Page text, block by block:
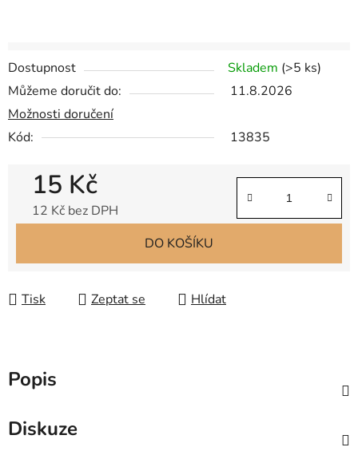
Dostupnost Skladem (>5 ks)
Můžeme doručit do:
11.8.2026
Možnosti doručení
Kód:
13835
15 Kč
12 Kč bez DPH
DO KOŠÍKU
Tisk Zeptat se Hlídat
Popis
Diskuze